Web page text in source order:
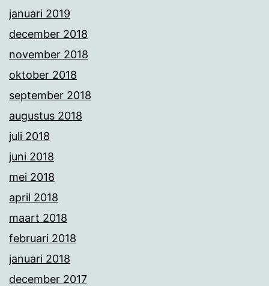
januari 2019
december 2018
november 2018
oktober 2018
september 2018
augustus 2018
juli 2018
juni 2018
mei 2018
april 2018
maart 2018
februari 2018
januari 2018
december 2017